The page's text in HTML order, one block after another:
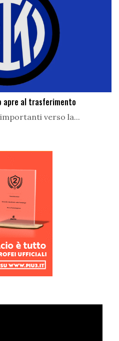
apre al trasferimento
verso la...